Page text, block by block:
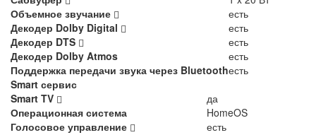
Объемное звучание
есть
Декодер Dolby Digital
есть
Декодер DTS
есть
Декодер Dolby Atmos
есть
Поддержка передачи звука через Bluetoothесть
Smart сервис
Smart TV
да
Операционная система
HomeOS
Голосовое управление
есть